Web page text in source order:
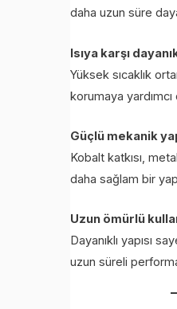
daha uzun süre
Isıya karşı
Yüksek sıcaklık
korumaya yardımcı
Güçlü mekanik
Kobalt katkısı,
daha sağlam bir
Uzun ömürlü
Dayanıklı yapısı
uzun süreli